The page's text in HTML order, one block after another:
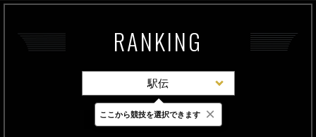
RANKING
駅伝
最新 24時間 週間
ここから競技を選択できます ×